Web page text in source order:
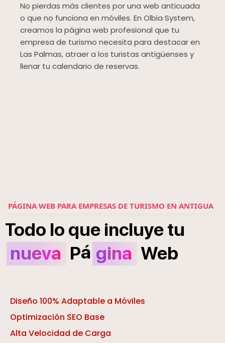
No pierdas más clientes por una web anticuada
o que no funciona en móviles. En Olbia System,
creamos la página web profesional que tu
empresa de turismo necesita para destacar en
Las Palmas, atraer a los turistas antigüenses y
llenar tu calendario de reservas.
PÁGINA WEB PARA EMPRESAS DE TURISMO EN ANTIGUA
Todo lo que incluyetu
nueva Pá gina Web
Diseño 100% Adaptable a Móviles
Optimización SEO Base
Alta Velocidad de Carga